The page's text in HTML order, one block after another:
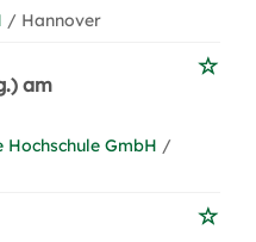
/ Hannover
am
GmbH /